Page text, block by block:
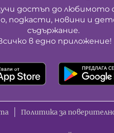
достъп до любимото
подкасти, новини и
съдържание.
в едно приложение!
Политика за